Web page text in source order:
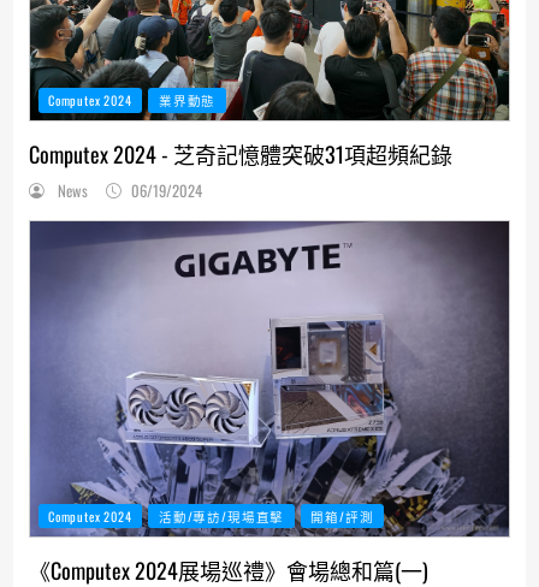
Computex 2024 業界動態
Computex 2024 - 芝奇記憶體突破31項超頻紀錄
News 06/19/2024
Computex 2024 活動/專訪/現場直擊 開箱/評測
《Computex 2024展場巡禮》會場總和篇(一)